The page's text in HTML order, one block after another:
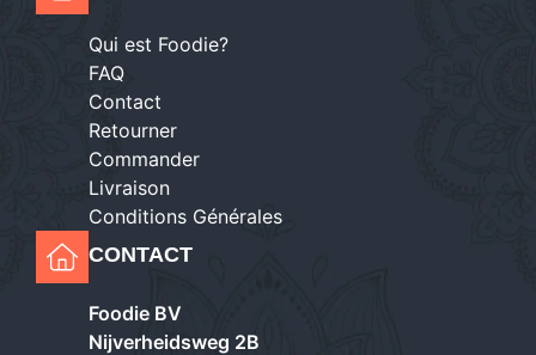
Qui est Foodie?
FAQ
Contact
Retourner
Commander
Livraison
Conditions Générales
CONTACT
Foodie BV
Nijverheidsweg 2B